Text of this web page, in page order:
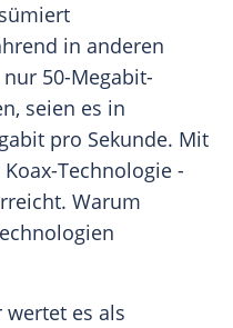
in anderen
50-Megabit-
seien es in
pro Sekunde. Mit
Technologie -
Warum
wertet es als